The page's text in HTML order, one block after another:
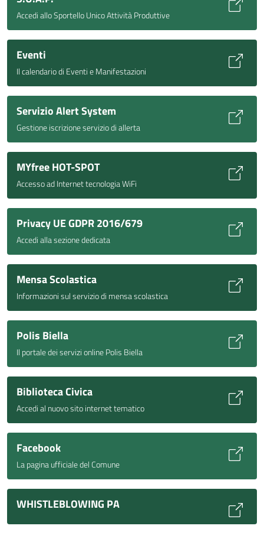
Accedi allo Sportello Unico Attività Produttive
Eventi
Il calendario di Eventi e Manifestazioni
Servizio Alert System
Gestione iscrizione servizio di allerta
MYfree HOT-SPOT
Accesso ad Internet tecnologia WiFi
Privacy UE GDPR 2016/679
Accedi alla sezione dedicata
Mensa Scolastica
Informazioni sul servizio di mensa scolastica
Polis Biella
Il portale dei servizi online Polis Biella
Biblioteca Civica
Accedi al nuovo sito internet tematico
Facebook
La pagina ufficiale del Comune
WHISTLEBLOWING PA